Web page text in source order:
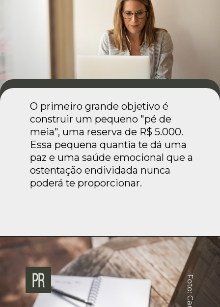
O primeiro grande objetivo é
construir um pequeno "pé de
meia", uma reserva de R$ 5.000.
Essa pequena quantia te dá uma
paz e uma saúde emocional que a
ostentação endividada nunca
poderá te proporcionar.
Foto: Canva